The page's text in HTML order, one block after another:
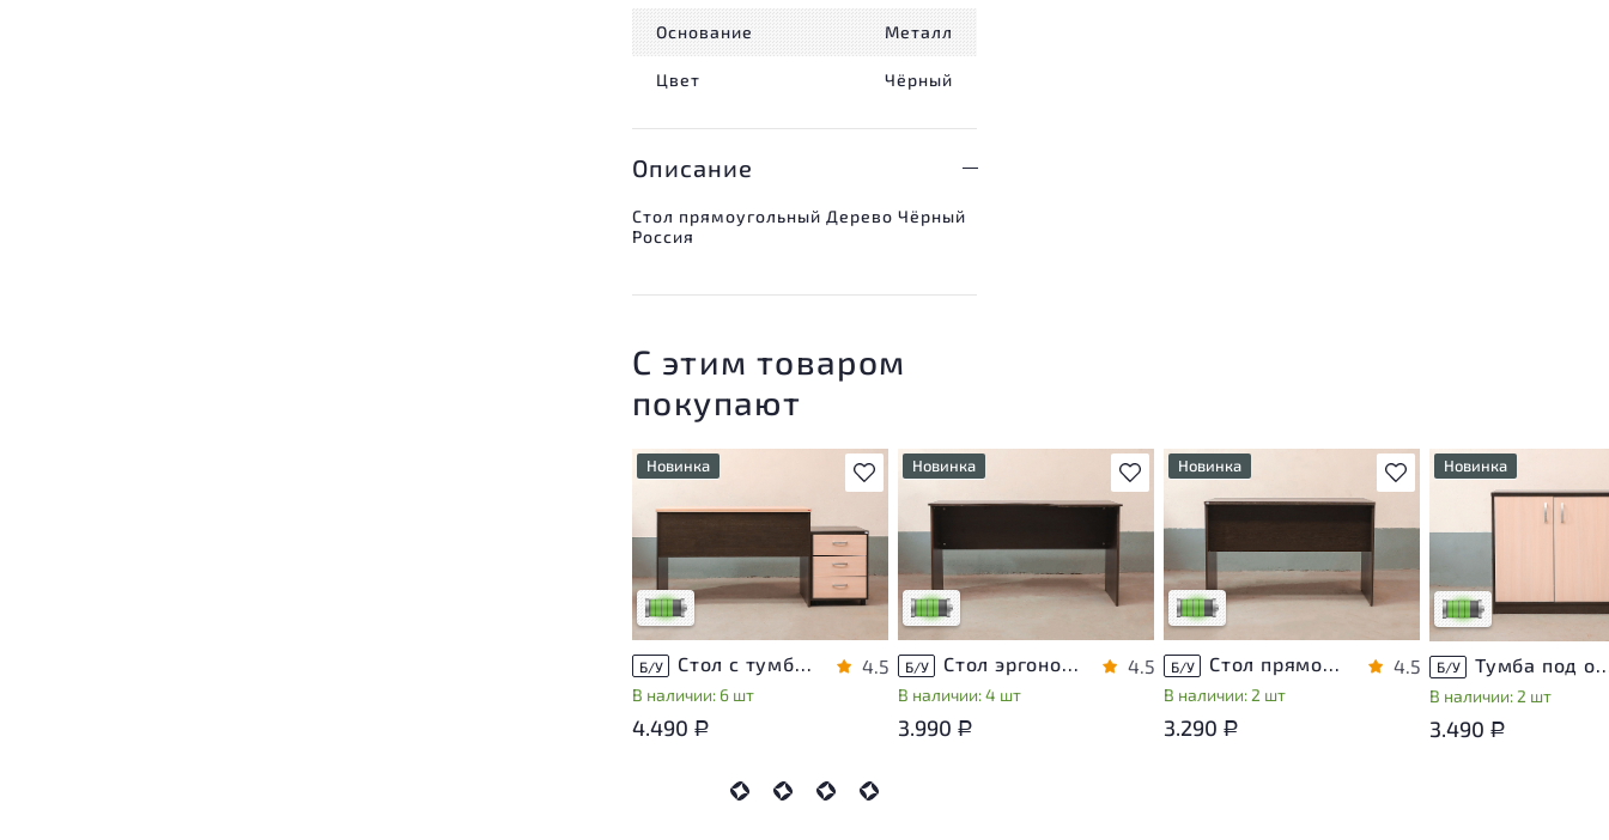
Основание Металл
Цвет Чёрный
Описание
Стол прямоугольный Дерево Чёрный
Россия
С этим товаром
покупают
В избранное
Новинка
незначительные следы
эксплуатации, не влияющие
Низкая степень износа
Б/У Стол с тумбой ЛДСП Венге
В наличии: 6 шт
4.5
4.490 Р
В избранное
Новинка
У товара присутствуют
незначительные следы
эксплуатации, не влияющие
на удобство его
использования
Низкая степень износа
Б/У Стол эргономичный ЛДСП Венге
В наличии: 4 шт
4.5
3.990 Р
В избранное
Новинка
У товара присутствуют
эксплуатации, не влияющие
на удобство его
использования
Низкая степень износа
Б/У Стол прямоугольный ЛДСП Венге
В наличии: 2 шт
4.5
3.290 Р
Новинка
У товара присутствуют
незначительные следы
эксплуатации, не
на удобство его
Низкая степень
Б/У Тумба под
В наличии: 2 шт
3.490 Р